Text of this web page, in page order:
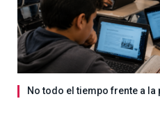
No todo el tiempo frente a la